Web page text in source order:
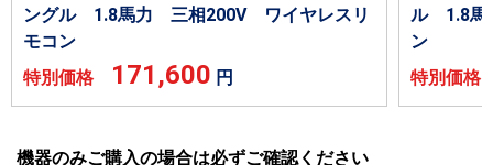
ングル 1.8馬力 三相200V ワイヤレスリ
モコン
特別価格
171,600 円
ル 1.8馬
ン
特別価
機器のみご購入の場合は必ずご確認ください